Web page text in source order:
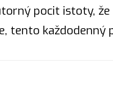
pocit istoty, že
tento každodenný